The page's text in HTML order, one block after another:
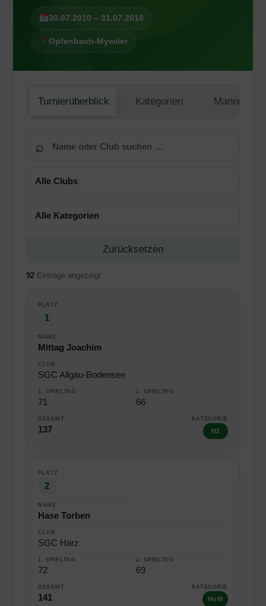
30.07.2010 – 31.07.2010
Opfenbach-Mywiler
Turnierüberblick Kategorien
⌕
Zurücksetzen
92 Einträge angezeigt
CLUB
1.
SPIELTAG
1
Mittag Joachim
SGC Allgäu-Bodensee
71 66
137 H2
2
Hase Torben
SGC Harz
72 69
141 HoM